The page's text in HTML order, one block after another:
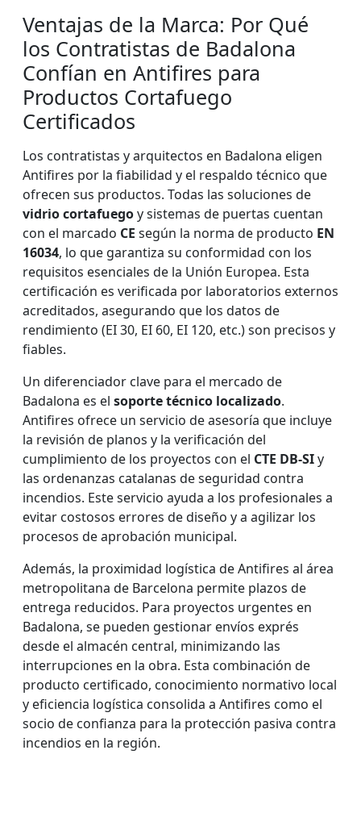
Ventajas de la Marca: Por Qué
los Contratistas de Badalona
Confían en Antifires para
Productos Cortafuego
Certificados
Los contratistas y arquitectos en Badalona eligen
Antifires por la fiabilidad y el respaldo técnico que
ofrecen sus productos. Todas las soluciones de
vidrio cortafuegoy sistemas de puertas cuentan
con el marcado CE según la norma de producto EN
16034, lo que garantiza su conformidad con los
requisitos esenciales de la Unión Europea. Esta
certificación es verificada por laboratorios externos
acreditados, asegurando que los datos de
rendimiento (EI 30, EI 60, EI 120, etc.) son precisos y
fiables.
Un diferenciador clave para el mercado de
Badalona es el soporte técnico localizado.
Antifires ofrece un servicio de asesoría que incluye
la revisión de planos y la verificación del
cumplimiento de los proyectos con el CTE DB-SIy
las ordenanzas catalanas de seguridad contra
incendios. Este servicio ayuda a los profesionales a
evitar costosos errores de diseño y a agilizar los
procesos de aprobación municipal.
Además, la proximidad logística de Antifires al área
metropolitana de Barcelona permite plazos de
entrega reducidos. Para proyectos urgentes en
Badalona, se pueden gestionar envíos exprés
desde el almacén central, minimizando las
interrupciones en la obra. Esta combinación de
producto certificado, conocimiento normativo local
y eficiencia logística consolida a Antifires como el
socio de confianza para la protección pasiva contra
incendios en la región.